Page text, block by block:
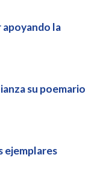
la
su poemario
ejemplares